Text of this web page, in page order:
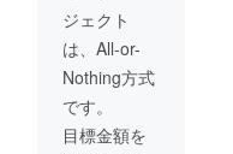
す。 ※
ご注文
状況、
使用部
給状
況、製
価格が
販売予
定価格
より下
がる可
ます。
色はグ
レー、
ダーク
グ
の3色か
ジェクト
は、All-or-
Nothing方式
です。
目標金額を